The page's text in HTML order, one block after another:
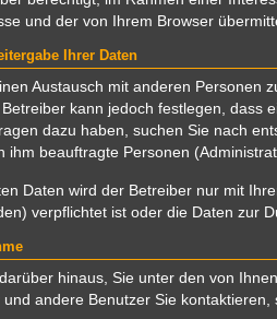
und der von Ihrem Browser
Ihrer Daten
Austausch mit anderen Personen
kann jedoch festlegen, dass
dazu haben, suchen Sie nach
ihm beauftragte Personen
Daten wird der Betreiber nur mit
verpflichtet ist oder die Daten zur
hinaus, Sie unter den von
andere Benutzer Sie